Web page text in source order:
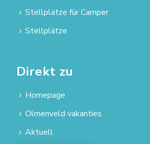
Stellplätze für Camper
Stellplätze
Direkt zu
Homepage
Olmenveld vakanties
Aktuell